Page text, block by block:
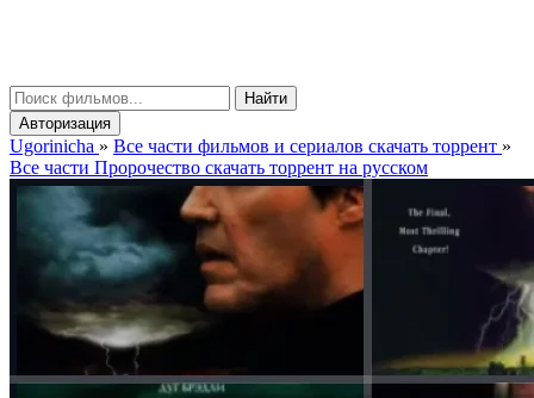
Найти
Авторизация
Ugorinicha » Все части фильмов и сериалов скачать торрент »
Все части Пророчество скачать торрент на русском